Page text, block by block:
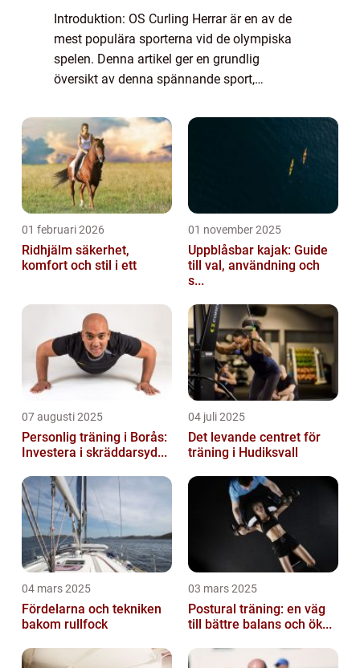
Introduktion: OS Curling Herrar är en av de
mest populära sporterna vid de olympiska
spelen. Denna artikel ger en grundlig
översikt av denna spännande sport,
curling och dess popularitet. Vi kommer
också a...
01 februari 2026
Ridhjälm säkerhet,
komfort och stil i ett
01 november 2025
Uppblåsbar kajak: Guide
till val, användning och
s...
07 augusti 2025
Personlig träning i Borås:
Investera i skräddarsyd...
04 juli 2025
Det levande centret för
träning i Hudiksvall
04 mars 2025
Fördelarna och tekniken
bakom rullfock
03 mars 2025
Postural träning: en väg
till bättre balans och ök...